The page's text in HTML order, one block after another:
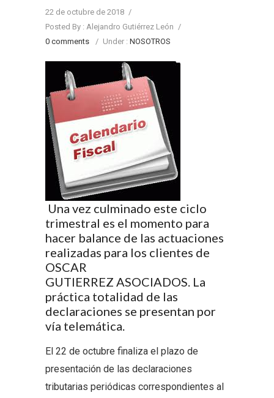
22 de octubre de 2018 /
Posted By : Alejandro Gutiérrez León /
0 comments
/ Under : NOSOTROS
Una vez culminado este ciclo
trimestral es el momento para
hacer balance de las actuaciones
realizadas para los clientes de
OSCAR
GUTIERREZ ASOCIADOS. La
práctica totalidad de las
declaraciones se presentan por
vía telemática.
El 22 de octubre finaliza el plazo de
presentación de las declaraciones
tributarias periódicas correspondientes al